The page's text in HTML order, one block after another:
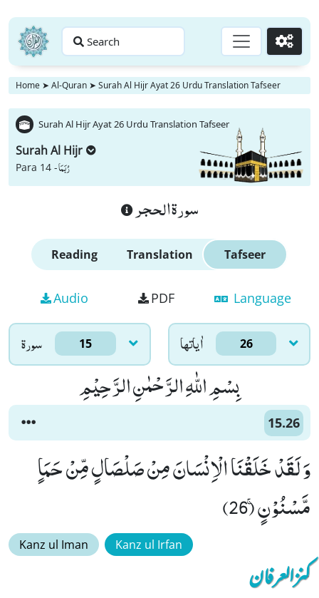
Search Go
Home ➤ Al-Quran ➤ Surah Al Hijr Ayat 26 Urdu Translation Tafseer
Surah Al Hijr Ayat 26 Urdu Translation Tafseer
Surah Al Hijr
Para 14 -رُبَمَا
سورة الحجر
Reading Translation Tafseer
Audio PDF Language
سورۃ 15 اٰياتها 26
بِسْمِ اللّٰهِ الرَّحْمٰنِ الرَّحِیْمِ
15.26
وَ لَقَدْ خَلَقْنَا الْاِنْسَانَ مِنْ صَلْصَالٍ مِّنْ حَمَاٍ
مَّسْنُوْنٍۚ (26)
Kanz ul Iman Kanz ul Irfan
کنزالعرفان